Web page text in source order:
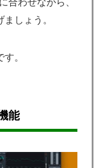
合わせながら、
しょう。
。
能